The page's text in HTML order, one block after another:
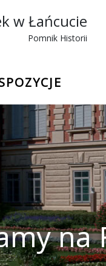
w Łańcucie
Pomnik Historii
na